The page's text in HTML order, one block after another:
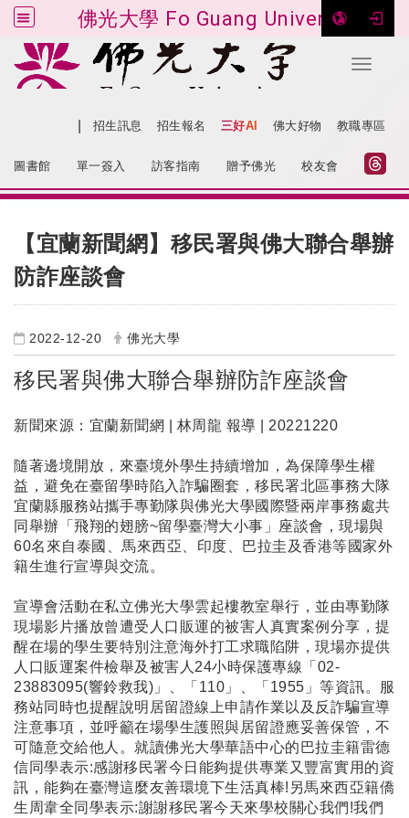
佛光大學 Fo Guang University
Toggle
跳到主要內容
招生訊息 招生報名 三好AI 佛大好物 教職專區
圖書館 單一簽入 訪客指南 贈予佛光 校友會
【宜蘭新聞網】移民署與佛大聯合舉辦
防詐座談會
2022-12-20 佛光大學
移民署與佛大聯合舉辦防詐座談會
新聞來源：宜蘭新聞網 | 林周龍 報導 | 20221220
隨著邊境開放，來臺境外學生持續增加，為保障學生權
益，避免在臺留學時陷入詐騙圈套，移民署北區事務大隊
宜蘭縣服務站攜手專勤隊與佛光大學國際暨兩岸事務處共
同舉辦「飛翔的翅膀~留學臺灣大小事」座談會，現場與
60名來自泰國、馬來西亞、印度、巴拉圭及香港等國家外
籍生進行宣導與交流。
宣導會活動在私立佛光大學雲起樓教室舉行，並由專勤隊
現場影片播放曾遭受人口販運的被害人真實案例分享，提
醒在場的學生要特別注意海外打工求職陷阱，現場亦提供
人口販運案件檢舉及被害人24小時保護專線「02-
23883095(響鈴救我)」、「110」、「1955」等資訊。服
務站同時也提醒說明居留證線上申請作業以及反詐騙宣導
注意事項，並呼籲在場學生護照與居留證應妥善保管，不
可隨意交給他人。就讀佛光大學華語中心的巴拉圭籍雷德
信同學表示:感謝移民署今日能夠提供專業又豐富實用的資
訊，能夠在臺灣這麼友善環境下生活真棒!另馬來西亞籍僑
生周韋全同學表示:謝謝移民署今天來學校關心我們!我們